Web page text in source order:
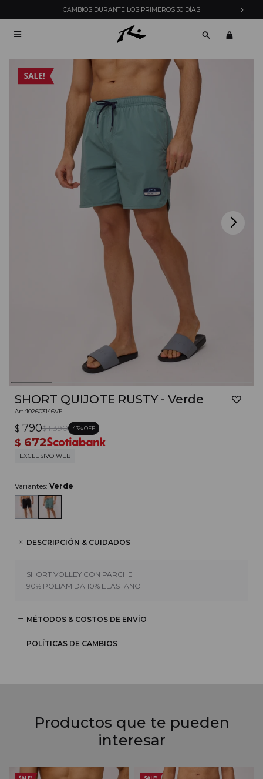
CAMBIOS DURANTE LOS PRIMEROS 30 DÍAS

SHORT QUIJOTE RUSTY - Verde
102603146VE
$ 790$ 1.390 43
$ 672
EXCLUSIVO WEB
Variantes: Verde
DESCRIPCIÓN & CUIDADOS
SHORT VOLLEY CON PARCHE
90% POLIAMIDA 10% ELASTANO
MÉTODOS & COSTOS DE ENVÍO
POLÍTICAS DE CAMBIOS
Productos que te pueden
interesar